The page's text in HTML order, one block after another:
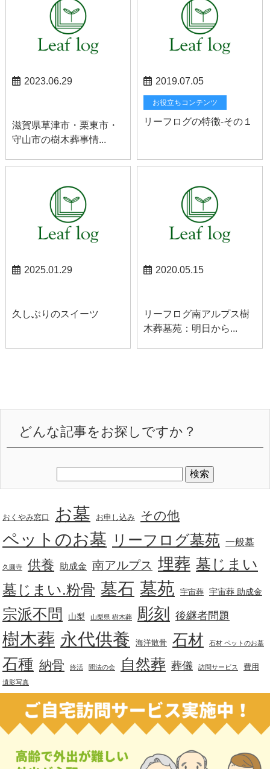
2023.06.29
滋賀県草津市・栗東市・
守山市の樹木葬事情...
2019.07.05
お役立ちコンテンツ
リーフログの特徴-その１
2025.01.29
久しぶりのスイーツ
2020.05.15
リーフログ南アルプス樹
木葬墓苑：明日から...
どんな記事をお探しですか？
おくやみ窓口 お墓 お申し込み その他
ペットのお墓 リーフログ墓苑 一般墓
久圓寺 供養 助成金 南アルプス 埋葬 墓じまい
墓じまい.粉骨 墓石 墓苑 宇宙葬 宇宙葬 助成金
宗派不問 山梨 山梨県 樹木葬 彫刻 後継者問題
樹木葬 永代供養 海洋散骨 石材 石材 ペットのお墓
石種 納骨 終活 聞法の会 自然葬 葬儀 訪問サービス 費用
遺影写真